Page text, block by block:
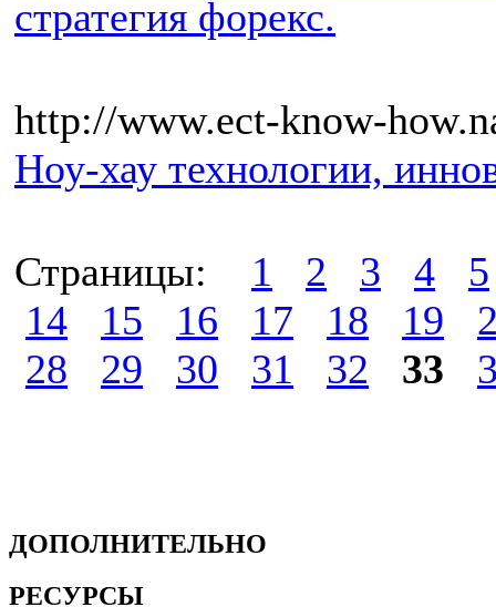
стратегия форекс.
http://www.ect-know-
Ноу-хау технологии,
Страницы: 1 2 3 4
5
14
15 16 17 18 19
28
29 30 31 32 33
ДОПОЛНИТЕЛЬНО
РЕСУРСЫ